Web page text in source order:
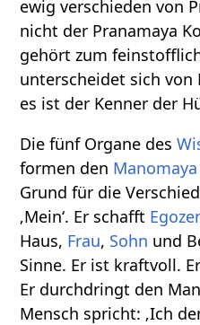
ewig verschieden von
nicht der Pranamaya
gehört zum
unterscheidet sich von
es ist der Kenner der
Die fünf Organe des
formen den
Grund für die
‚Mein‘. Er schafft
Haus, Frau, Sohn und
Sinne. Er ist kraftvoll.
Er durchdringt den
Mensch spricht: ‚Ich